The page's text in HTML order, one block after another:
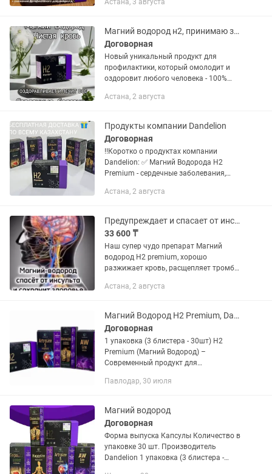
невероятное открытие в области
Астана, 3 августа
Магний водород н2, принимаю заказы, при покупке есть бесплатная доставка
Договорная
Новый уникальный продукт для
профилактики, который омолодит и
оздоровит любого человека - 100%
Водород под названием Н2 Премиум.
поколения,...
Астана, 2 августа
Продукты компании Dandelion
Договорная
‼️Коротко о продуктах компании
Dandelion: ✅ Магний Водорода H2
Premium - сердечные заболевания,
камни в почках, раздражительность,
Астана, 2 августа
Предупреждает и спасает от инсультов и инфарктов
33 600 ₸
Наш супер чудо препарат Магний
водород H2 premium, хорошо
разжижает кровь, расщепляет тромбы,
нормализует артериальное давление
как в...
Астана, 2 августа
Магний Водород Н2 Premium, Dandelion, Оригинал, 30капс.
Договорная
1 упаковка (3 блистера - 30шт) Н2
Premium (Магний Водород) –
Современный продукт для
Основное действие - Антикоагулянт
Превосходные...
Павлодар, 30 июля
Магний водород
Договорная
Форма выпуска Капсулы Количество в
упаковке 30 шт. Производитель
Dandelion 1 упаковка (3 блистера -